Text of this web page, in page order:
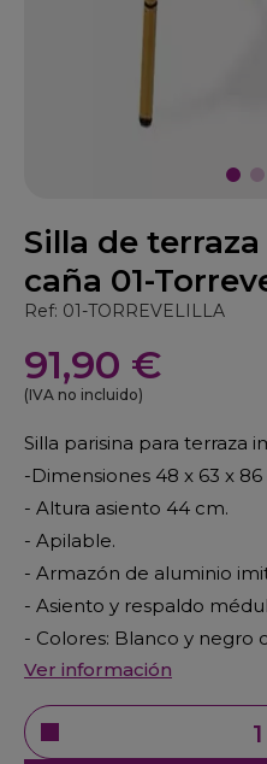
Silla de
caña 01-
Ref: 01-TORREVELILLA
91,90 €
(IVA no incluido)
Silla parisina para terraza
-Dimensiones 48 x 63 x 86
- Altura asiento 44 cm.
- Apilable.
- Armazón de aluminio
- Asiento y respaldo
- Colores: Blanco y negro
Ver información